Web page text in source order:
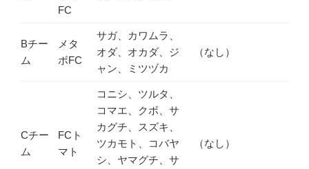
FC
Bチー
ム
メタ
ボFC
サガ、カワムラ、
オダ、オカダ、ジ
ャン、ミツヅカ
（なし）
Cチー
ム
FCト
マト
コニシ、ツルタ、
コマエ、クボ、サ
カグチ、スズキ、
ツカモト、コバヤ
シ、ヤマグチ、サ
（なし）